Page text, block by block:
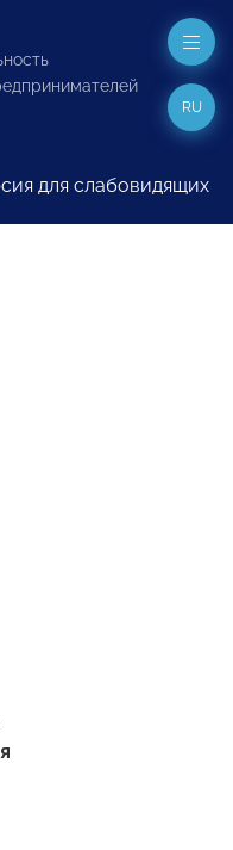
для слабовидящих
RU